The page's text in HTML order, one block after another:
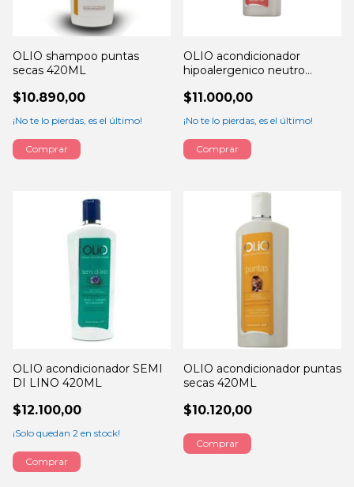
OLIO shampoo puntas
secas 420ML
$10.890,00
¡No te lo pierdas, es el último!
OLIO acondicionador
hipoalergenico neutro
$11.000,00
¡No te lo pierdas, es el último!
OLIO acondicionador SEMI
DI LINO 420ML
$12.100,00
¡Solo quedan 2 en stock!
OLIO acondicionador puntas
secas 420ML
$10.120,00